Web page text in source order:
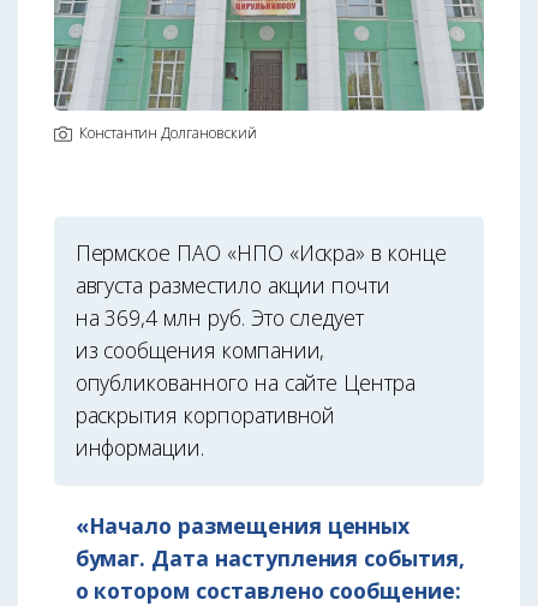
Константин Долгановский
Пермское ПАО «НПО «Искра» в конце
августа разместило акции почти
на 369,4 млн руб. Это следует
из сообщения компании,
опубликованного на сайте Центра
раскрытия корпоративной
информации.
«Начало размещения ценных
бумаг. Дата наступления события,
о котором составлено сообщение: